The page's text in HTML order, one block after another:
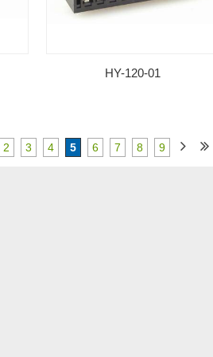
HY-120-01
2 3 4 5 6 7 8 9